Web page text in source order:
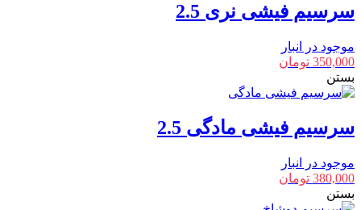
سرسیم فیشی نری 2.5
موجود در انبار
350,000 تومان
بستن
سرسیم فیشی مادگی 2.5
موجود در انبار
380,000 تومان
بستن